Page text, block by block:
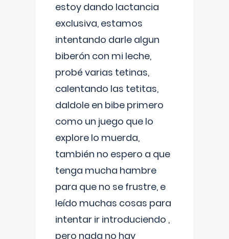
estoy dando lactancia
exclusiva, estamos
intentando darle algun
biberón con mi leche,
probé varias tetinas,
calentando las tetitas,
daldole en bibe primero
como un juego que lo
explore lo muerda,
también no espero a que
tenga mucha hambre
para que no se frustre, e
leído muchas cosas para
intentar ir introduciendo ,
pero nada no hay